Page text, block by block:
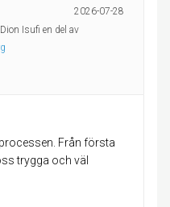
2026-07-28
Isufi en del av
Från första
trygga och väl